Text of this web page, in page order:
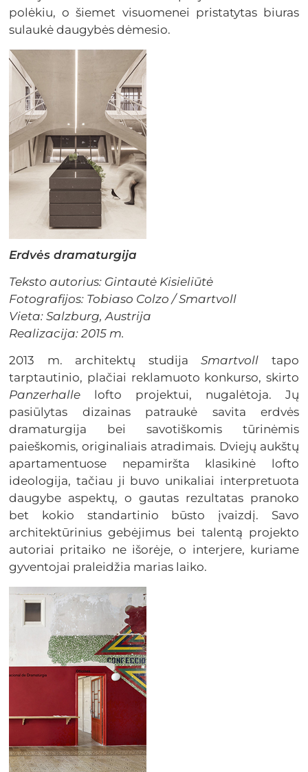
polėkiu, o šiemet visuomenei pristatytas biuras
sulaukė daugybės dėmesio.
Erdvės dramaturgija
Teksto autorius: Gintautė Kisieliūtė
Fotografijos: Tobiaso Colzo / Smartvoll
Vieta: Salzburg, Austrija
Realizacija: 2015 m.
2013 m. architektų studijaSmartvoll tapo
tarptautinio, plačiai reklamuoto konkurso, skirto
Panzerhalle lofto projektui, nugalėtoja. Jų
pasiūlytas dizainas patraukė savita erdvės
dramaturgija bei savotiškomis tūrinėmis
paieškomis, originaliais atradimais. Dviejų aukštų
apartamentuose nepamiršta klasikinė lofto
ideologija, tačiau ji buvo unikaliai interpretuota
daugybe aspektų, o gautas rezultatas pranoko
bet kokio standartinio būsto įvaizdį. Savo
architektūrinius gebėjimus bei talentą projekto
autoriai pritaiko ne išorėje, o interjere, kuriame
gyventojai praleidžia marias laiko.